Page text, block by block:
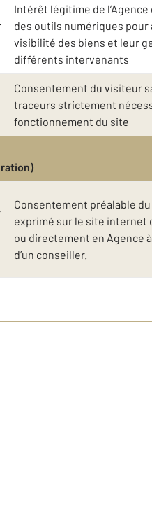
Intérêt légitime de
des outils numériques pour
visibilité des biens et leur
différents intervenants
Consentement du visiteur
traceurs strictement
fonctionnement du site
Consentement préalable
exprimé sur le site internet
ou directement en Agence à
d’un conseiller.